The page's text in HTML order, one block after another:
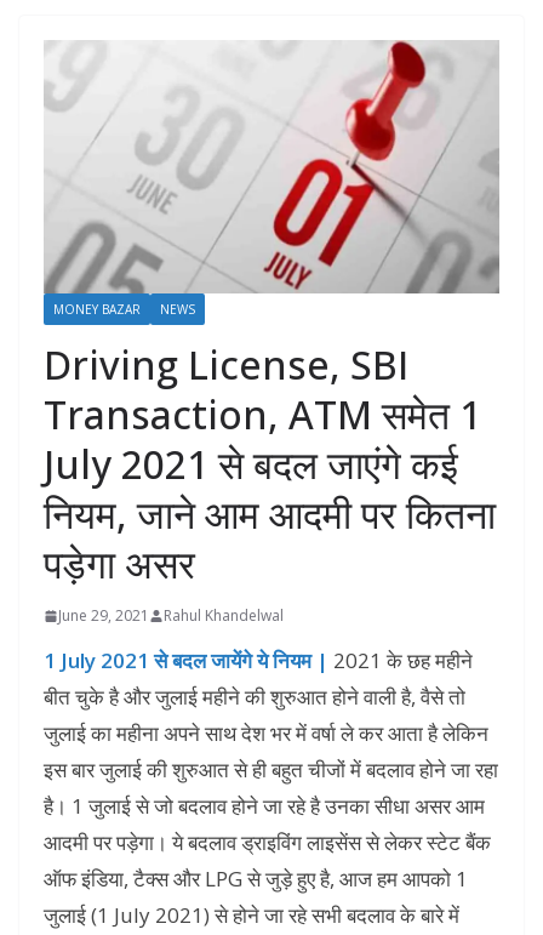
MONEY BAZAR NEWS
Driving License, SBI
Transaction, ATM समेत 1
July 2021 से बदल जाएंगे कई
नियम, जाने आम आदमी पर कितना
पड़ेगा असर
June 29, 2021 Rahul Khandelwal
1 July 2021 से बदल जायेंगे ये नियम | 2021 के छह महीने
बीत चुके है और जुलाई महीने की शुरुआत होने वाली है, वैसे तो
जुलाई का महीना अपने साथ देश भर में वर्षा ले कर आता है लेकिन
इस बार जुलाई की शुरुआत से ही बहुत चीजों में बदलाव होने जा रहा
है। 1 जुलाई से जो बदलाव होने जा रहे है उनका सीधा असर आम
आदमी पर पड़ेगा। ये बदलाव ड्राइविंग लाइसेंस से लेकर स्टेट बैंक
ऑफ इंडिया, टैक्स और LPG से जुड़े हुए है, आज हम आपको 1
जुलाई (1 July 2021) से होने जा रहे सभी बदलाव के बारे में